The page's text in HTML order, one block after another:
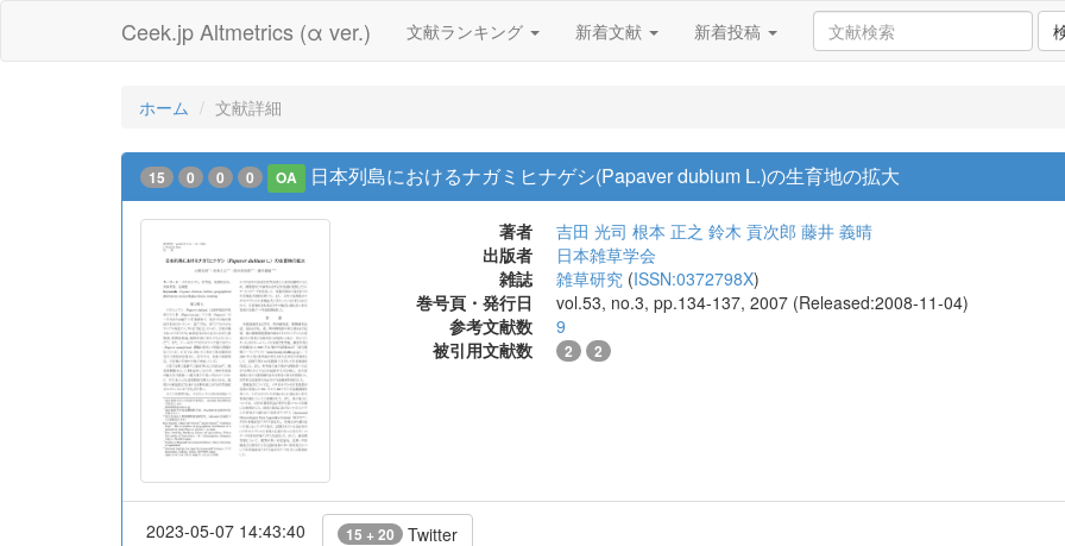
Ceek.jp Altmetrics (α ver.) 文献ランキング 新着文献 新着投稿
ホーム 文献詳細
15 0 0 0 OA 日本列島におけるナガミヒナゲシ(Papaver dubium L.)の生育地の拡大
著者 吉田 光司 根本 正之 鈴木 貢次郎 藤井 義晴
出版者
日本雑草学会
雑誌
雑草研究 (ISSN:0372798X)
巻号頁・発行日
vol.53, no.3, pp.134-137, 2007 (Released:2008-11-04)
参考文献数
9
被引用文献数
2 2
2023-05-07 14:43:40 15 + 20 Twitter